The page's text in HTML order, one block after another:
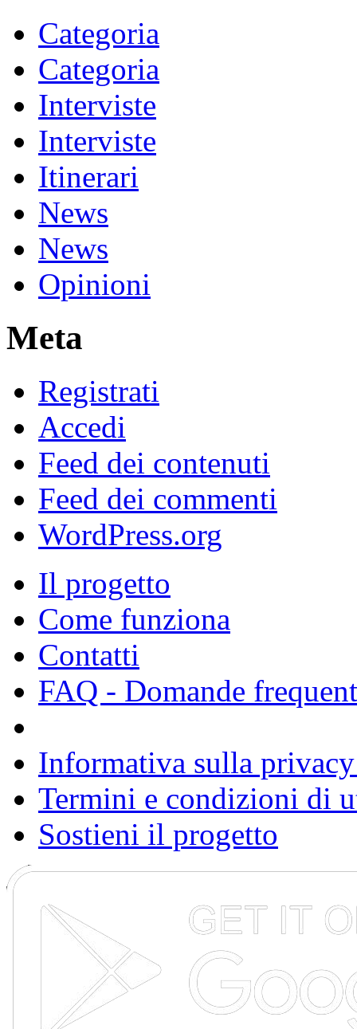
Categoria
Categoria
Interviste
Interviste
Itinerari
News
News
Opinioni
Meta
Registrati
Accedi
Feed dei contenuti
Feed dei commenti
WordPress.org
Il progetto
Come funziona
Contatti
FAQ - Domande
Informativa sulla
Termini e condizioni di
Sostieni il progetto